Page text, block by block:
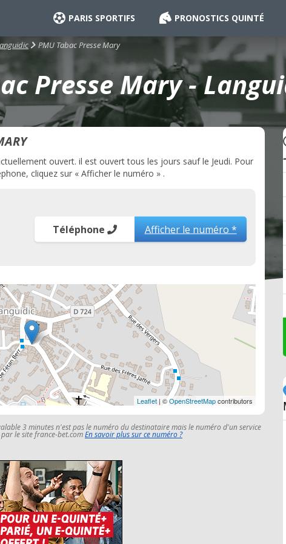
PARIS SPORTIFS PRONOSTICS QUINTÉ
PMU Tabac Presse Mary
Presse Mary -
ouvert. il est ouvert tous les jours sauf le Jeudi. Pour
cliquez sur « Afficher le numéro » .
Téléphone Afficher le numéro *
Leaflet | ©OpenStreetMapcontributors
3 minutes n'est pas le numéro du destinataire mais le numéro d'un service
le site france-bet.comEn savoir plus sur ce numéro ?